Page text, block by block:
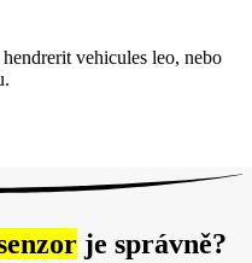
vehicules leo, nebo
je správně?